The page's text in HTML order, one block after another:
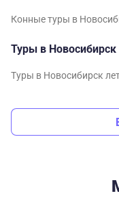
Конные туры в
Туры в
Туры в Новосибирск